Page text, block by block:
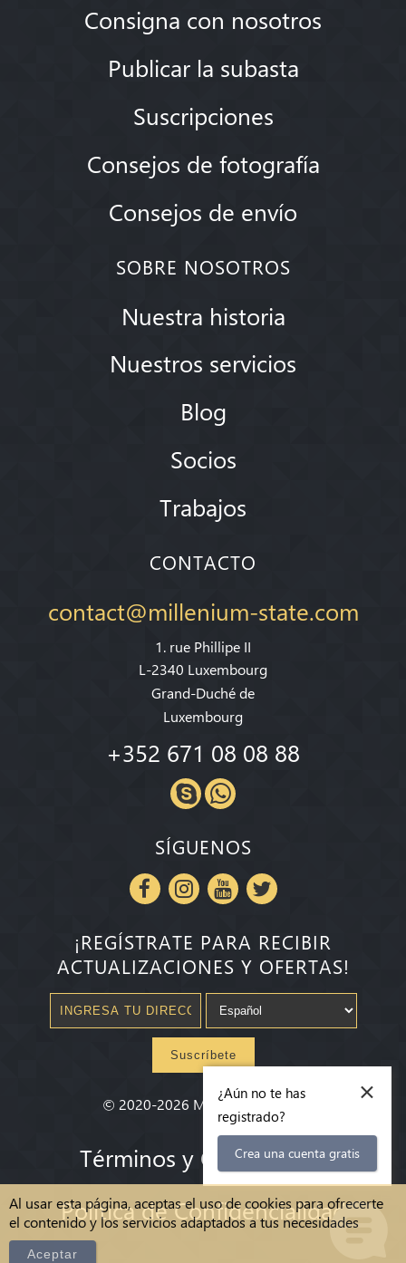
Al usar esta página, aceptas el uso de cookies para ofrecerte
el contenido y los servicios adaptados a tus necesidades
Aceptar
Consigna con nosotros
Publicar la subasta
Suscripciones
Consejos de fotografía
Consejos de envío
SOBRE NOSOTROS
Nuestra historia
Nuestros servicios
Blog
Socios
Trabajos
CONTACTO
contact@millenium-state.com
1. rue Phillipe II
L-2340 Luxembourg
Grand-Duché de
Luxembourg
+352 671 08 08 88
SÍGUENOS
¡REGÍSTRATE PARA RECIBIR
ACTUALIZACIONES Y OFERTAS!
Suscríbete
© 2020-2026 Millenium State®
Términos y Condiciones
Política de Confidencialidad
×
¿Aún no te has
registrado?
Crea una cuenta gratis